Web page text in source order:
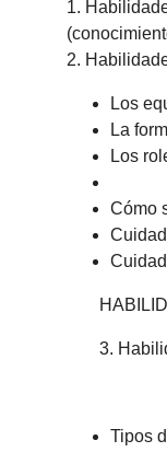
1.
2.
Los
La
Los
Cómo
3.
Tipos